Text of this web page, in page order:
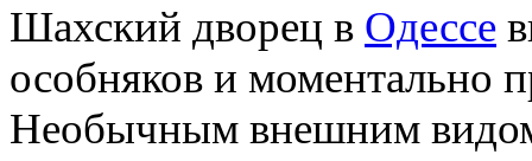
Шахский дворец в Одессе
особняков и моментально
Необычным внешним